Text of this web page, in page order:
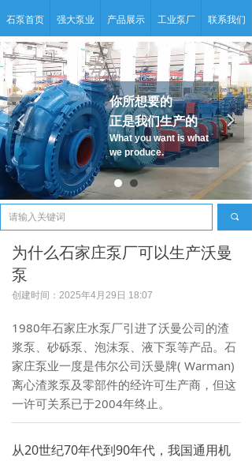
你所想要的
正是我们生产的
What you want is what
we produce.
넳 넲
石泵首页 强大泵业 产品展示 工业泵厂 联系我们
끠
为什么石家庄泵厂可以生产沃曼
泵
创建时间： 2025年4月29日 18:07
1980年石家庄水泵厂引进了沃曼公司的渣
浆泵、砂砾泵、泡沫泵、液下泵等产品。石
家庄泵业一度是伟尔公司沃曼牌( Warman)
离心渣浆泵及零部件的经许可生产商，但这
一许可关系已于2004年终止。
从20世纪70年代到90年代，我国通用机